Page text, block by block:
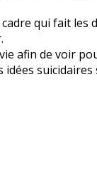
qui fait
afin de voir